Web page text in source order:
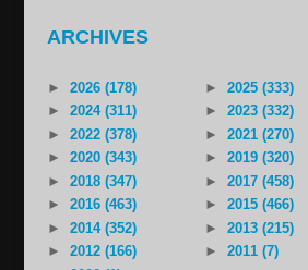
ARCHIVES
► 2026 (178) ►
2025 (333)
►
2024 (311) ►
2023 (332)
►
2022 (378) ►
2021 (270)
►
2020 (343) ►
2019 (320)
►
2018 (347) ►
2017 (458)
►
2016 (463) ►
2015 (466)
►
2014 (352) ►
2013 (215)
►
2012 (166) ►
2011 (7)